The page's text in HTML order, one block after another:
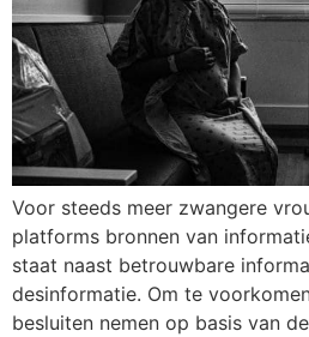
Voor steeds meer zwangere
platforms bronnen van
staat naast betrouwbare
desinformatie. Om te
besluiten nemen op basis van